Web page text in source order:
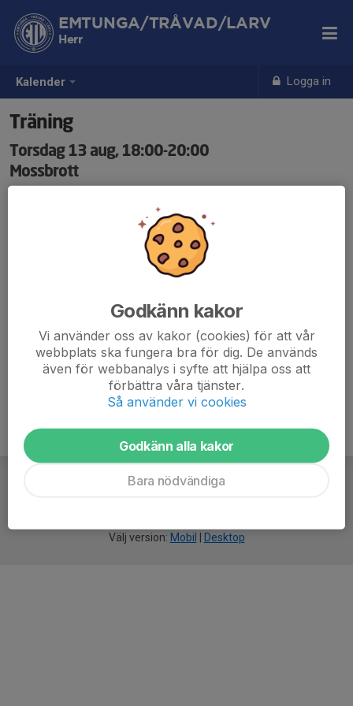
Kalender Logga in
EMTUNGA/TRÅVAD/LARV
Herr
Träning
Torsdag 13 aug, 18:00-20:00
Mossbrott
Välj version: Mobil Desktop
Godkänn kakor
Vi använder oss av kakor (cookies) för att vår
webbplats ska fungera bra för dig. De används
även för webbanalys i syfte att hjälpa oss att
förbättra våra tjänster.
Så använder vi cookies
Godkänn alla kakor
Bara nödvändiga